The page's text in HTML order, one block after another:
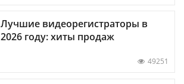
Лучшие видеорегистраторы в
2026 году: хиты продаж
49251